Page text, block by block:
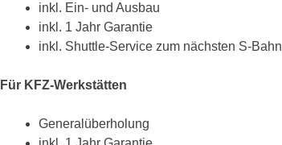
inkl. Ein- und Ausbau
inkl. 1 Jahr Garantie
inkl. Shuttle-Service zum nächsten S-
Für KFZ-Werkstätten
Generalüberholung